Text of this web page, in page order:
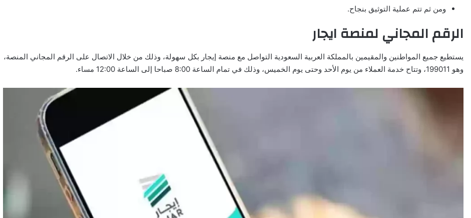
ومن ثم تتم عملية التوثيق بنجاح.
الرقم المجاني لمنصة ايجار
يستطيع جميع المواطنين والمقيمين بالمملكة العربية السعودية التواصل مع منصة إيجار بكل سهولة، وذلك من خلال الاتصال على الرقم المجاني المنصة،
وهو 199011، وتتاح خدمة العملاء من يوم الأحد وحتى يوم الخميس، وذلك في تمام الساعة 8:00 صباحا إلى الساعة 12:00 مساء.